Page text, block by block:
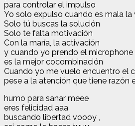
para controlar el impulso
Yo solo expulso cuando es mala la
Solo tú buscas la solución
Solo te falta motivación
Con la maría, la activación
y cuando yo prendo el microphone
es la mejor cocombinación
Cuando yo me vuelo encuentro el
pese a la atención que tiene razón
humo para sanar meee
eres felicidad aaa
buscando libertad voooy ,